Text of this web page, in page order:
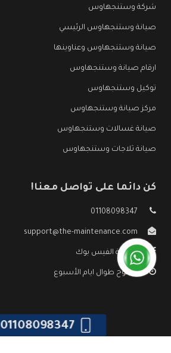
شركة وستنجهاوس
صيانة وستنجهاوس الرئيسي
صيانة وستنجهاوس وعناوينها
ارقام صيانة وستنجهاوس
توكيل وستنجهاوس
مركز صيانة وستنجهاوس
صيانة غسالات وستنجهاوس
صيانة ثلاجات وستنجهاوس
كن دائما على تواصل معنا!
01108098347
support@the-maintenance.com
صفحة الفيس بوك
مفتوح طوال ايام الأسبوع
01108098347